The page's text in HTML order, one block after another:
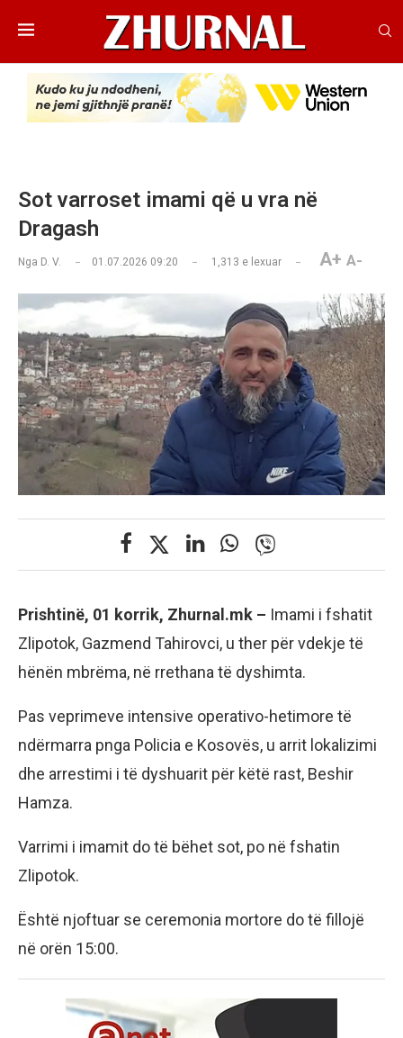
Sot varroset imami që u vra në
Dragash
Nga D. V. 01.07.2026 09:20 1,313 e lexuar A+ A-
Prishtinë, 01 korrik, Zhurnal.mk – Imami i fshatit
Zlipotok, Gazmend Tahirovci, u ther për vdekje të
hënën mbrëma, në rrethana të dyshimta.
Pas veprimeve intensive operativo-hetimore të
ndërmarra pnga Policia e Kosovës, u arrit lokalizimi
dhe arrestimi i të dyshuarit për këtë rast, Beshir
Hamza.
Varrimi i imamit do të bëhet sot, po në fshatin
Zlipotok.
Është njoftuar se ceremonia mortore do të fillojë
në orën 15:00.